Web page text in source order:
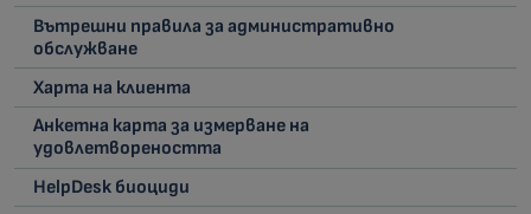
Вътрешни правила за административно
обслужване
Харта на клиента
Анкетна карта за измерване на
удовлетвореността
HelpDesk биоциди